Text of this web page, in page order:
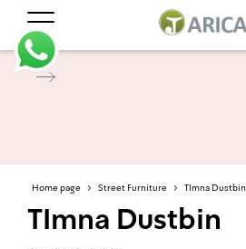
Home page > Street Furniture > TImna Dustbin
TImna Dustbin